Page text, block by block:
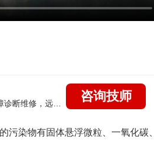
国家认证的汽车维修技师，21年技术维修和培训经验，擅长：全系疑难故障诊断维修，远程维修技术指导
咨询技师
污染物有固体悬浮微粒、一氧化碳、